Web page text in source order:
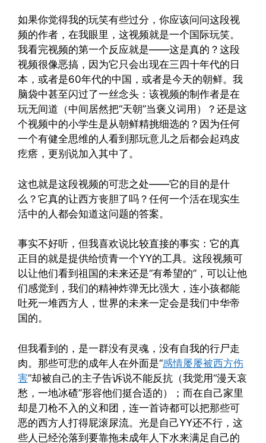
如果你觉得我的玩笑有些过分，你应该问问这段视
频的作者，在我眼里，这视频就是一个国际玩笑。
我看完视频的第一个反应就是——这是真的？这段
视频很像恶搞，因为它只会出现在三四十年代的日
本，或者是60年代的中国，或者是今天的朝鲜。我
脑袋中甚至闪过了一丝念头：该视频的制作者是在
玩无间道（中间居然把“天朝”当褒义词用）？还是这
个视频中的小学生是从朝鲜精挑细选的？因为任何
一个有健全思维的人看到那玩意儿之后都会起鸡皮
疙瘩，更别说加入其中了。
这也就是这段视频的可悲之处——它的目的是什
么？它真的让西方丧胆了吗？任何一个活在现实生
活中的人都会知道这问题的答案。
事实不好听，但我喜欢说比较直接的事实：它的真
正目的就是提供给愤青一个YY的工具。这段视频可
以让他们看到祖国的未来还是“有希望的”，可以让他
们感觉到，我们的精神炸弹无比强大，连小孩都能
吐死一堆西方人，世界的未来一定会是我们中华帝
国的。
但我看到的，是一群没有灵魂，没有自我的行尸走
肉。那些可悲的成年人在外面是“感情屡屡被西方伤
害”却被自己的主子告诉说不能反抗（我觉用“漫天哀
愁，一地冰碴”形容他们挺合适的）；而在自己家里
却是刀枪不入的义和团，连一首诗都可以把那些可
恶的西方人打得屁滚尿流。光是自己YY还不行，这
些人已经沦落到要靠拖未成年人下水来满足自己的